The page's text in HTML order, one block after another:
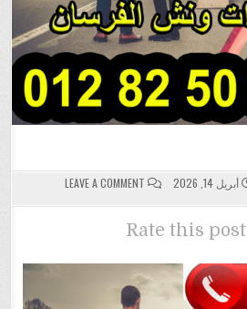
أبريل 14, 2026 LEAVE A COMMENT
ON
ونش
انقاذ
Rate this post